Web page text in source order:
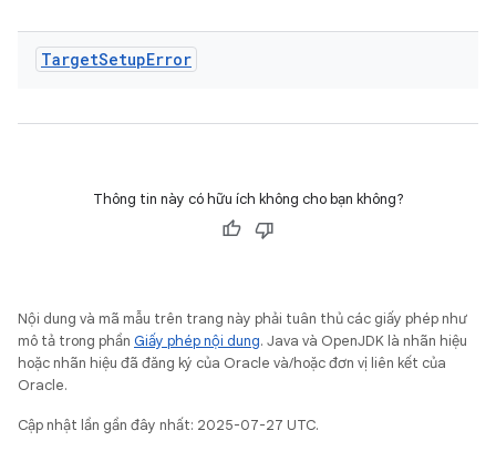
TargetSetupError
Thông tin này có hữu ích không cho bạn không?
Nội dung và mã mẫu trên trang này phải tuân thủ các giấy phép như
mô tả trong phần Giấy phép nội dung. Java và OpenJDK là nhãn hiệu
hoặc nhãn hiệu đã đăng ký của Oracle và/hoặc đơn vị liên kết của
Oracle.
Cập nhật lần gần đây nhất: 2025-07-27 UTC.